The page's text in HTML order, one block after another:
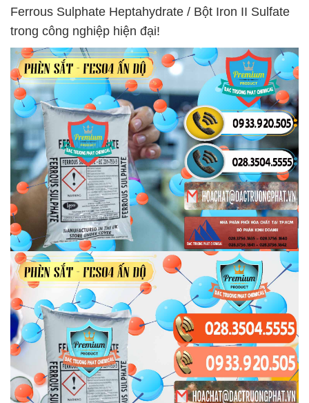
Ferrous Sulphate Heptahydrate / Bột Iron II Sulfate
trong công nghiệp hiện đại!